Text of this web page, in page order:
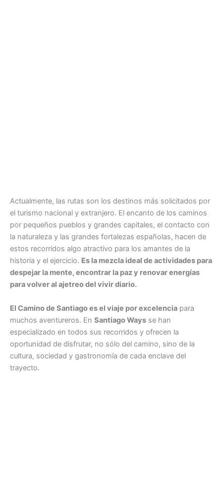
Actualmente, las rutas son los destinos más solicitados por
el turismo nacional y extranjero. El encanto de los caminos
por pequeños pueblos y grandes capitales, el contacto con
la naturaleza y las grandes fortalezas españolas, hacen de
estos recorridos algo atractivo para los amantes de la
historia y el ejercicio. Es la mezcla ideal de actividades para
despejar la mente, encontrar la paz y renovar energías
para volver al ajetreo del vivir diario.
El Camino de Santiago es el viaje por excelencia para
muchos aventureros. En Santiago Ways se han
especializado en todos sus recorridos y ofrecen la
oportunidad de disfrutar, no sólo del camino, sino de la
cultura, sociedad y gastronomía de cada enclave del
trayecto.